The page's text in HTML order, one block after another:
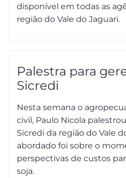
disponível em todas as
região do Vale do Jaguari.
Palestra para
Sicredi
Nesta semana o
civil, Paulo Nicola
Sicredi da região do Vale
abordado foi sobre o
perspectivas de custos
soja.